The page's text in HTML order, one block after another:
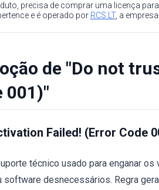
precisa de comprar uma licença
e é operado por RCS LT, a
de "Do not
001)"
Failed! (Error Code
técnico usado para enganar
desnecessários. Regra